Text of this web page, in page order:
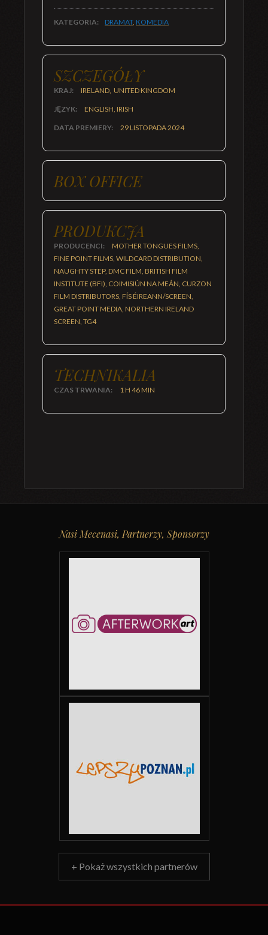
KATEGORIA: DRAMAT, KOMEDIA
SZCZEGÓŁY
KRAJ: IRELAND, UNITED KINGDOM
JĘZYK: ENGLISH, IRISH
DATA PREMIERY: 29 LISTOPADA 2024
BOX OFFICE
PRODUKCJA
PRODUCENCI:
MOTHER TONGUES FILMS,
FINE POINT FILMS, WILDCARD DISTRIBUTION,
NAUGHTY STEP, DMC FILM, BRITISH FILM
INSTITUTE (BFI), COIMISIÚN NA MEÁN, CURZON
FILM DISTRIBUTORS, FÍS ÉIREANN/SCREEN,
GREAT POINT MEDIA, NORTHERN IRELAND
SCREEN, TG4
TECHNIKALIA
CZAS TRWANIA: 1 H 46 MIN
Nasi Mecenasi, Partnerzy, Sponsorzy
+ Pokaż wszystkich partnerów